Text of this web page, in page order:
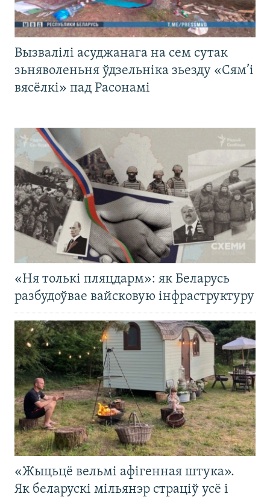
Вызвалілі асуджанага на сем сутак
зьняволеньня ўдзельніка зьезду «Сям’і
вясёлкі» пад Расонамі
«Ня толькі пляцдарм»: як Беларусь
разбудоўвае вайсковую інфраструктуру
«Жыцьцё вельмі афігенная штука».
Як беларускі мільянэр страціў усё і